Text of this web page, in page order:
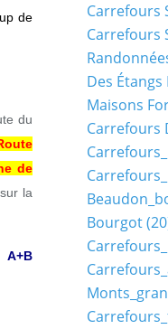
de
du
de
la
Carrefours
Carrefours
Des Étangs
Maisons
Carrefours
Bourgot